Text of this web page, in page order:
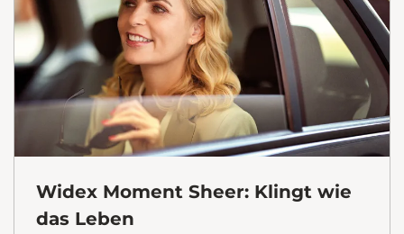
Widex Moment Sheer: Klingt wie
das Leben